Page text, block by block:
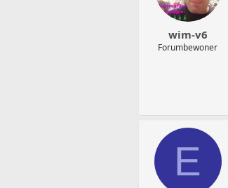
wim-v6
Forumbewoner
E